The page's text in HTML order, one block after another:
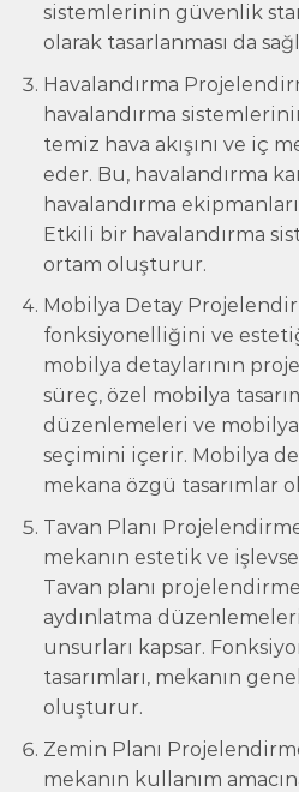
sistemlerinin güvenlik
olarak tasarlanması da
Havalandırma
havalandırma
temiz hava akışını ve iç
eder. Bu, havalandırma
havalandırma
Etkili bir havalandırma
ortam oluşturur.
Mobilya Detay
fonksiyonelliğini ve
mobilya detaylarının
süreç, özel mobilya
düzenlemeleri ve
seçimini içerir. Mobilya
mekana özgü tasarımlar
Tavan Planı
mekanın estetik ve
Tavan planı
aydınlatma düzenlemeleri
unsurları kapsar.
tasarımları, mekanın
oluşturur.
Zemin Planı
mekanın kullanım